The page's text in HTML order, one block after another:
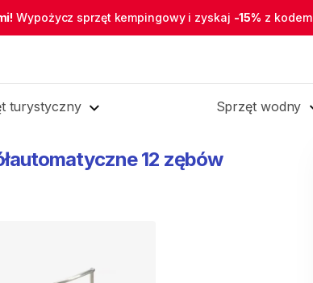
Wypożycz sprzęt kempingowy i zyskaj -15% z kodem
turystyczny Sprzęt wodny
12 zębów